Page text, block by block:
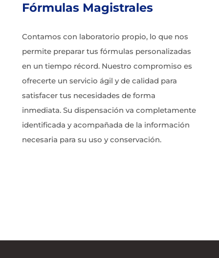
Fórmulas Magistrales
Contamos con laboratorio propio, lo que nos
permite preparar tus fórmulas personalizadas
en un tiempo récord. Nuestro compromiso es
ofrecerte un servicio ágil y de calidad para
satisfacer tus necesidades de forma
inmediata. Su dispensación va completamente
identificada y acompañada de la información
necesaria para su uso y conservación.